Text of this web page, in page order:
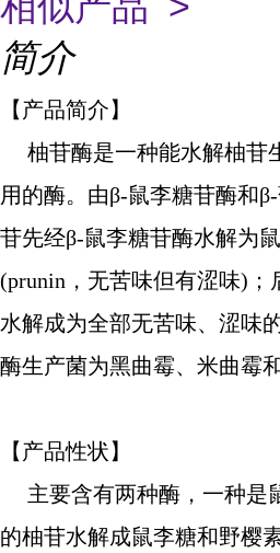
简介
【产品简介】
柚苷酶是一种能水解柚苷
用的酶。由β-鼠李糖苷酶和
苷先经β-鼠李糖苷酶水解为
(prunin，无苦味但有涩味)；
水解成为全部无苦味、涩味
酶生产菌为黑曲霉、米曲霉
【产品性状】
主要含有两种酶，一种是
的柚苷水解成鼠李糖和野樱